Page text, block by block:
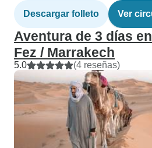
Descargar folleto Ver
Aventura de 3 días
Fez / Marrakech
5.0 (4 reseñas)